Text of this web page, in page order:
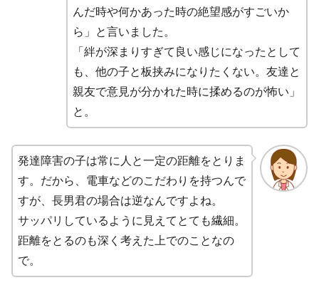
んだ時や何かあった時の絶望感がすごいか
ら」と言いました。
「絆が深まりすぎて良い感じになったとして
も、他の子と板挟みになりたくない。友達と
親友で意見が分かれた時に揉めるのが怖い」
と。
発達障害の子は常に人と一定の距離をとりま
す。だから、電車などのこだわりを持つんで
すが、長男君の場合は逆なんですよね。
サッパリしているように見えてとても繊細。
距離をとるのも深く考えた上でのことなの
で。